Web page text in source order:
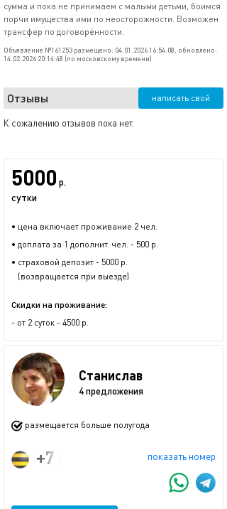
сумма и пока не принимаем с малыми детьми, боимся
порчи имущества ими по неосторожности. Возможен
трансфер по договорённости.
Объявление №161253 размещено: 04.01.2026 16:54:08, обновлено:
14.02.2026 20:14:48 (по московскому времени)
Отзывы написать свой
К сожалению отзывов пока нет.
5000 р.
сутки
• цена включает проживание 2 чел.
• доплата за 1 дополнит. чел. - 500 р.
• страховой депозит - 5000 р.
(возвращается при выезде)
Скидки на проживание:
- от 2 суток - 4500 р.
Станислав
4 предложения
размещается больше полугода
показать номер
+7 (909) 433-29-96